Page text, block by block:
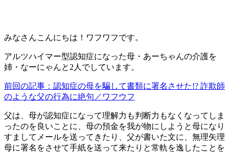
みなさんこんにちは！ワフワフです。
アルツハイマー型認知症になった母・あーちゃんの介護を
姉・なーにゃんと2人でしています。
前回の記事：認知症の母を騙して書類に署名させた!? 詐欺師
のような父の行為に絶句／ワフウフ
父は、母が認知症になって理解力も判断力もなくなってしま
ったのを良いことに、母の預金を我が物にしようと母になり
すましてメールを送ってきたり、父が書いた文に、無理矢理
母に署名をさせて手紙を送って来たりと常軌を逸したことを